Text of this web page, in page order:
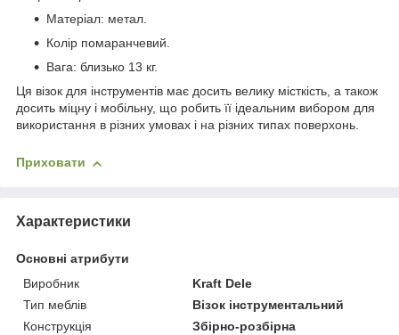
Матеріал: метал.
Колір помаранчевий.
Вага: близько 13 кг.
Ця візок для інструментів має досить велику місткість, а також
досить міцну і мобільну, що робить її ідеальним вибором для
використання в різних умовах і на різних типах поверхонь.
Приховати
Характеристики
Основні атрибути
Виробник
Kraft Dele
Тип меблів
Візок інструментальний
Конструкція
Збірно-розбірна